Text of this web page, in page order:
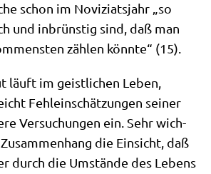
schon im Novi­zi­ats­jahr „so
und inbrün­stig sind, daß man
zäh­len könn­te“ (15).
läuft im geist­li­chen Leben,
Fehl­ein­schät­zun­gen sei­ner
Ver­su­chun­gen ein. Sehr wich­
die Ein­sicht, daß
durch die Umstän­de des Lebens